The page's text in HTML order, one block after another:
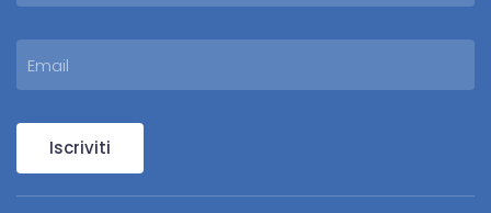
Iscriviti